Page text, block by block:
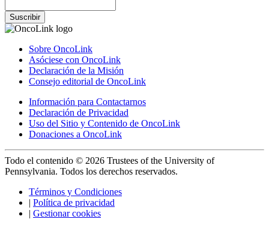
Suscribir
Sobre OncoLink
Asóciese con OncoLink
Declaración de la Misión
Consejo editorial de OncoLink
Información para Contactarnos
Declaración de Privacidad
Uso del Sitio y Contenido de OncoLink
Donaciones a OncoLink
Todo el contenido © 2026 Trustees of the University of
Pennsylvania. Todos los derechos reservados.
Términos y Condiciones
| Política de privacidad
| Gestionar cookies